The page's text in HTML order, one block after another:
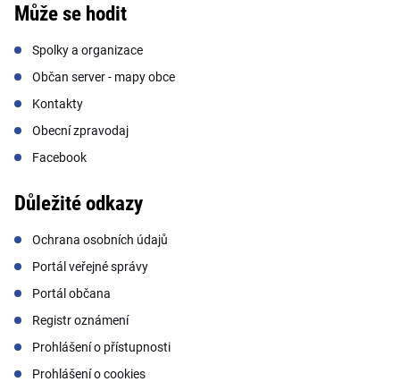
Může se hodit
Spolky a organizace
Občan server - mapy obce
Kontakty
Obecní zpravodaj
Facebook
Důležité odkazy
Ochrana osobních údajů
Portál veřejné správy
Portál občana
Registr oznámení
Prohlášení o přístupnosti
Prohlášení o cookies